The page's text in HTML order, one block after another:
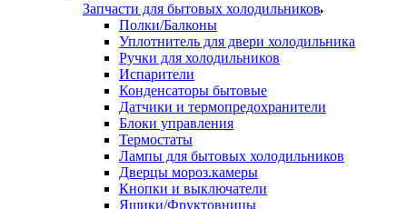
Запчасти для бытовых холодильников
Полки/Балконы
Уплотнитель для двери холодильника
Ручки для холодильников
Испарители
Конденсаторы бытовые
Датчики и термопредохранители
Блоки управления
Термостаты
Лампы для бытовых холодильников
Дверцы мороз.камеры
Кнопки и выключатели
Ящики/Фруктовницы